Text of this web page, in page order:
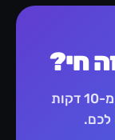
חי?
קיוסק חדש עולה לאוויר תוך פחות מ-10 דקות
לכם.